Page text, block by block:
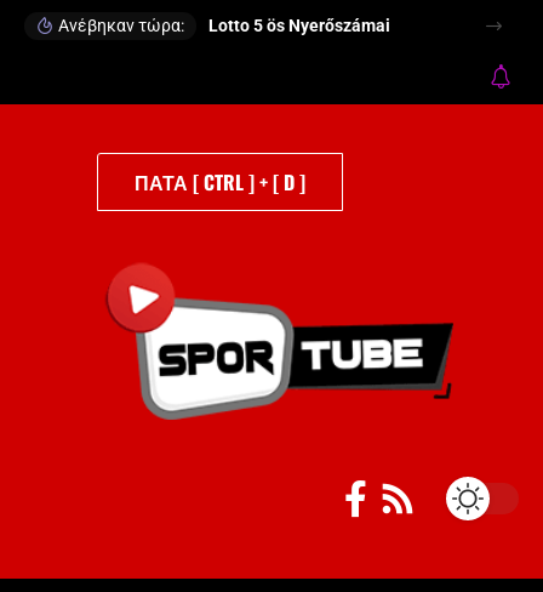
Ανέβηκαν τώρα: Lotto 5 ös Nyerőszámai
ΠΑΤΑ [ CTRL ] + [ D ]